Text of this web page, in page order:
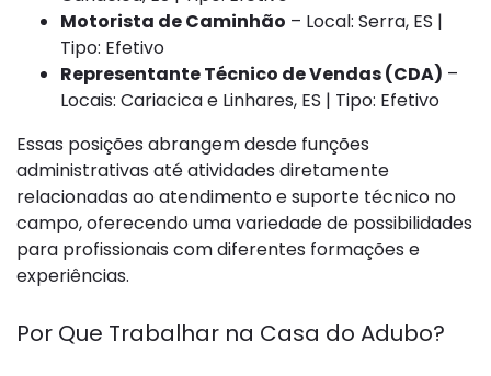
Motorista de Caminhão – Local: Serra, ES |
Tipo: Efetivo
Representante Técnico de Vendas (CDA) –
Locais: Cariacica e Linhares, ES | Tipo: Efetivo
Essas posições abrangem desde funções
administrativas até atividades diretamente
relacionadas ao atendimento e suporte técnico no
campo, oferecendo uma variedade de possibilidades
para profissionais com diferentes formações e
experiências.
Por Que Trabalhar na Casa do Adubo?